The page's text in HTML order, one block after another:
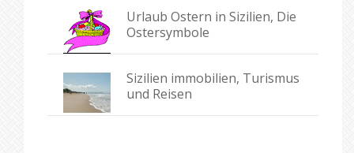
Urlaub Ostern in Sizilien, Die
Ostersymbole
Sizilien immobilien, Turismus
und Reisen